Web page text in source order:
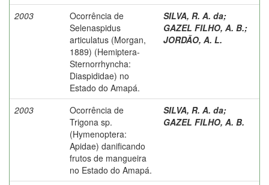
2003
Ocorrência de
Selenaspidus
articulatus (Morgan,
1889) (Hemiptera-
Sternorrhyncha:
Diaspididae) no
Estado do Amapá.
SILVA, R. A. da;
GAZEL FILHO, A. B.;
JORDÃO, A. L.
2003
Ocorrência de
Trigona sp.
(Hymenoptera:
Apidae) danificando
frutos de mangueira
no Estado do Amapá.
SILVA, R. A. da;
GAZEL FILHO, A. B.